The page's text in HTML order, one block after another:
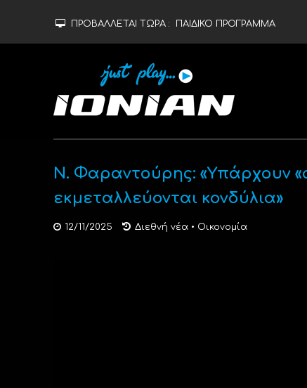
ΠΡΟΒΑΛΛΕΤΑΙ ΤΩΡΑ : ΠΑΙΔΙΚΟ ΠΡΟΓΡΑΜΜΑ
Ν. Φαραντούρης: «Υπάρχουν
εκμεταλλεύονται κονδύλια»
12/11/2025 Διεθνή νέα • Οικονομία